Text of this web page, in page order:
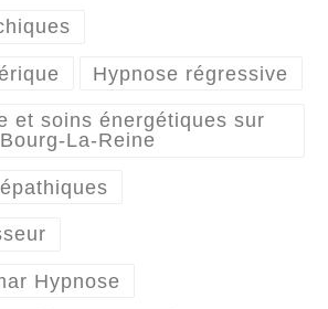
Hypnose régressive
et soins énergétiques sur
Bourg-La-Reine
Hypnose